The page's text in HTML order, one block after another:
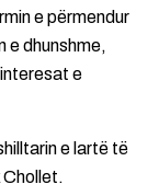
e përmendur
e dhunshme,
e
e lartë të